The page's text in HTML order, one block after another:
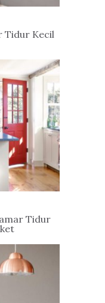
Tidur Kecil
Tidur